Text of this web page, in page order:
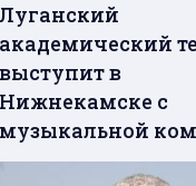
Луганский
академический
выступит в
Нижнекамске с
музыкальной